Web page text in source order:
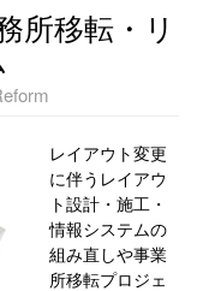
所移転・リ
レイアウト変更
に伴うレイアウ
ト設計・施工・
情報システムの
組み直しや事業
所移転プロジェ